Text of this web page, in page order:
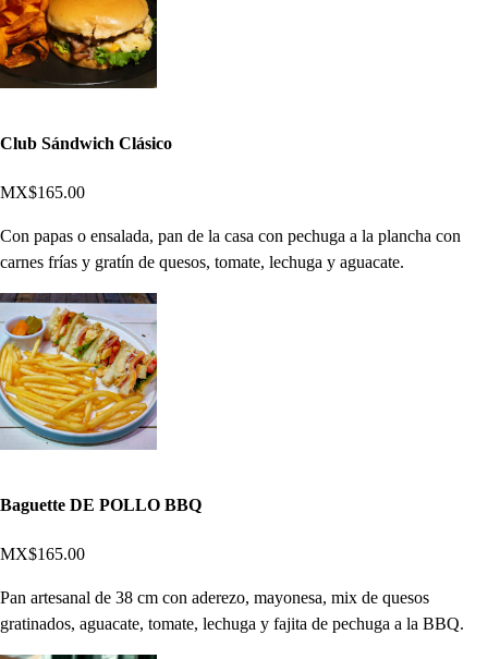
Club Sándwich Clásico
MX$165.00
Con papas o ensalada, pan de la casa con pechuga a la plancha con
carnes frías y gratín de quesos, tomate, lechuga y aguacate.
Baguette DE POLLO BBQ
MX$165.00
Pan artesanal de 38 cm con aderezo, mayonesa, mix de quesos
gratinados, aguacate, tomate, lechuga y fajita de pechuga a la BBQ.